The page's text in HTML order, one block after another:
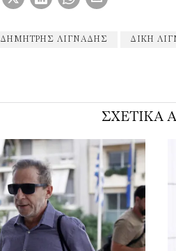
ΔΗΜΉΤΡΗΣ ΛΙΓΝΆΔΗΣ ΔΊΚΗ
ΣΧΕΤΙΚΑ